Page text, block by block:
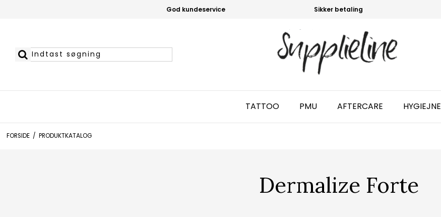
God kundeservice Sikker betaling
TATTOO PMU AFTERCARE HYGIEJNE
FORSIDE / PRODUKTKATALOG
Dermalize Forte